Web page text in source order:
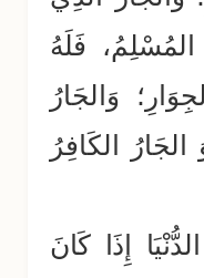
فَلَهُ
وَالجَارُ
الكَافِرُ
إِذَا كَانَ